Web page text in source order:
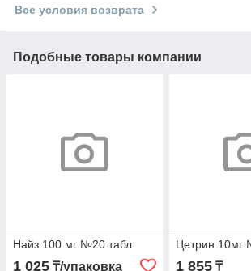
Все условия возврата
Подобные товары компании
Найз 100 мг №20 табл
1 025 ₸/упаковка
Цетрин 10мг
1 855₸